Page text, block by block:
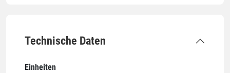
Technische Daten
Einheiten